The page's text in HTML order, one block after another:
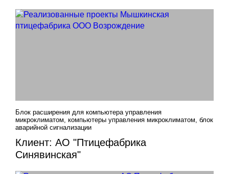
Клиент: АО "Птицефабрика
Синявинская"
Блок расширения для компьютера управления
микроклиматом, компьютеры управления микроклиматом, блок
аварийной сигнализации